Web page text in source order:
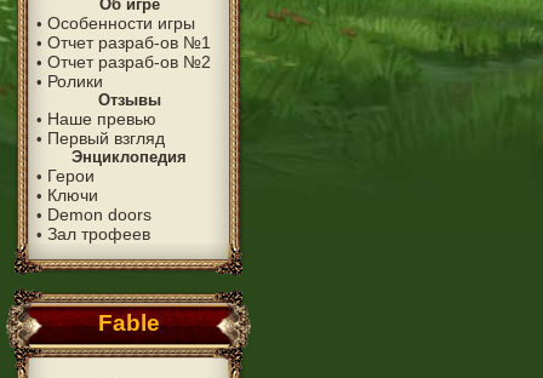
Об игре
• Особенности игры
• Отчет разраб-ов №1
• Отчет разраб-ов №2
• Ролики
Отзывы
• Наше превью
• Первый взгляд
Энциклопедия
• Герои
• Ключи
• Demon doors
• Зал трофеев
Fable